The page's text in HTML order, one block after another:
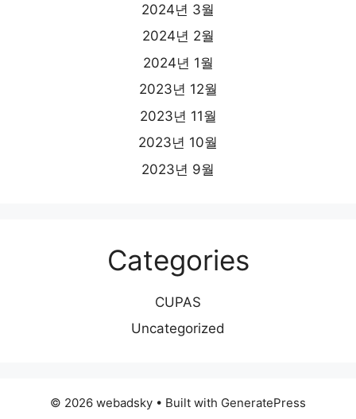
2024년 3월
2024년 2월
2024년 1월
2023년 12월
2023년 11월
2023년 10월
2023년 9월
Categories
CUPAS
Uncategorized
© 2026 webadsky • Built with GeneratePress